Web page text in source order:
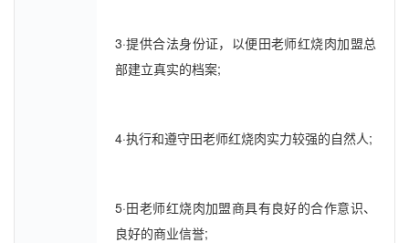
3·提供合法身份证，以便田老师红烧肉加盟总
部建立真实的档案;
4·执行和遵守田老师红烧肉实力较强的自然人;
5·田老师红烧肉加盟商具有良好的合作意识、
良好的商业信誉;